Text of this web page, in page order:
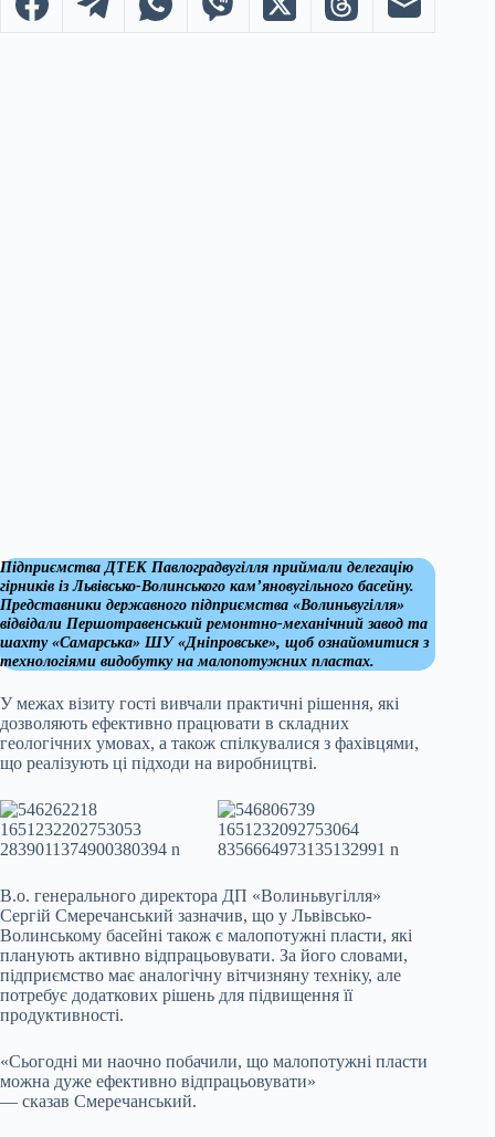
Підприємства ДТЕК Павлоградвугілля приймали делегацію
гірників із Львівсько-Волинського кам’яновугільного басейну.
Представники державного підприємства «Волиньвугілля»
відвідали Першотравенський ремонтно-механічний завод та
шахту «Самарська» ШУ «Дніпровське», щоб ознайомитися з
технологіями видобутку на малопотужних пластах.
У межах візиту гості вивчали практичні рішення, які
дозволяють ефективно працювати в складних
геологічних умовах, а також спілкувалися з фахівцями,
що реалізують ці підходи на виробництві.
В.о. генерального директора ДП «Волиньвугілля»
Сергій Смеречанський зазначив, що у Львівсько-
Волинському басейні також є малопотужні пласти, які
планують активно відпрацьовувати. За його словами,
підприємство має аналогічну вітчизняну техніку, але
потребує додаткових рішень для підвищення її
продуктивності.
«Сьогодні ми наочно побачили, що малопотужні пласти
можна дуже ефективно відпрацьовувати»
— сказав Смеречанський.